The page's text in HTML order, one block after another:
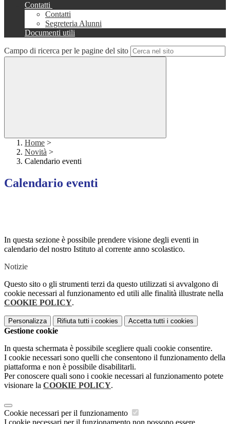
Contatti
Contatti
Segreteria Alunni
Documenti utili
Campo di ricerca per le pagine del sito
Home >
Novità >
Calendario eventi
Calendario eventi
In questa sezione è possibile prendere visione degli eventi in
calendario del nostro Istituto al corrente anno scolastico.
Notizie
Questo sito o gli strumenti terzi da questo utilizzati si avvalgono di
cookie necessari al funzionamento ed utili alle finalità illustrate nella
COOKIE POLICY.
Personalizza Rifiuta tutti i cookies Accetta tutti i cookies
Gestione cookie
In questa schermata è possibile scegliere quali cookie consentire.
I cookie necessari sono quelli che consentono il funzionamento della
piattaforma e non è possibile disabilitarli.
Per conoscere quali sono i cookie necessari al funzionamento potete
visionare la COOKIE POLICY.
Cookie necessari per il funzionamento